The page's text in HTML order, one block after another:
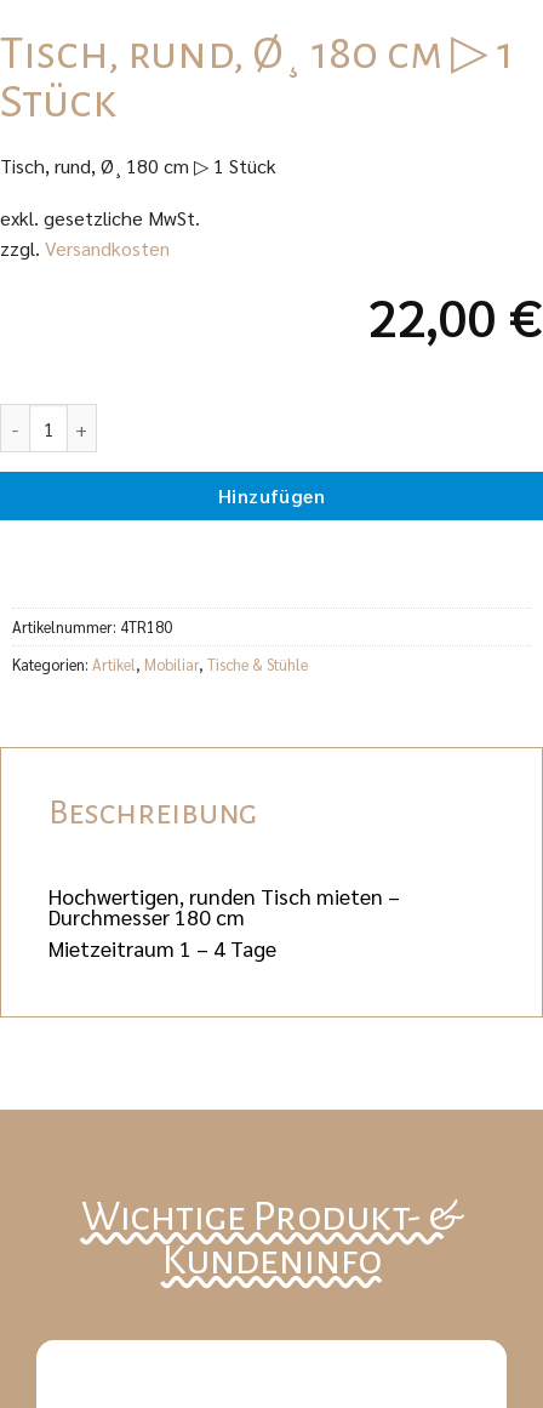
Tisch, rund, Ø¸ 180 cm ▷ 1
Stück
Tisch, rund, Ø¸ 180 cm ▷ 1 Stück
exkl. gesetzliche MwSt.
zzgl. Versandkosten
22,00 €
Hinzufügen
Artikelnummer: 4TR180
Kategorien: Artikel, Mobiliar, Tische & Stühle
Beschreibung
Hochwertigen, runden Tisch mieten –
Durchmesser 180 cm
Mietzeitraum 1 – 4 Tage
Wichtige Produkt- &
Kundeninfo